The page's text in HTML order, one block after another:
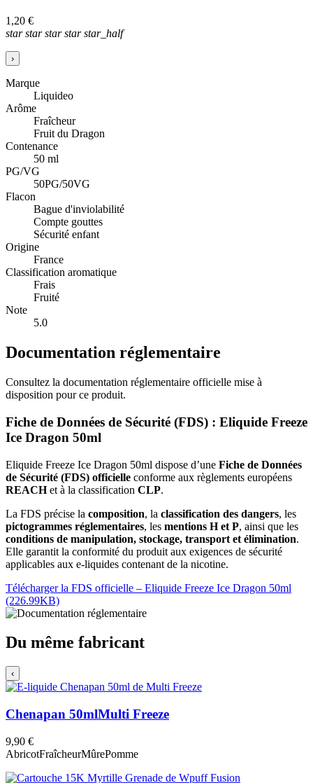
1,20 €
starstarstarstarstar_half
›
Marque
Liquideo
Arôme
Fraîcheur
Fruit du Dragon
Contenance
50 ml
PG/VG
50PG/50VG
Flacon
Bague d'inviolabilité
Compte gouttes
Sécurité enfant
Origine
France
Classification aromatique
Frais
Fruité
Note
5.0
Documentation réglementaire
Consultez la documentation réglementaire officielle mise à
disposition pour ce produit.
Fiche de Données de Sécurité (FDS) : Eliquide Freeze
Ice Dragon 50ml
Eliquide Freeze Ice Dragon 50ml dispose d’une Fiche de Données
de Sécurité (FDS) officielle conforme aux règlements européens
REACHet à la classification CLP.
La FDS précise la composition, la classification des dangers, les
pictogrammes réglementaires, les mentions H et P, ainsi que les
conditions de manipulation, stockage, transport et élimination.
Elle garantit la conformité du produit aux exigences de sécurité
applicables aux e-liquides contenant de la nicotine.
Télécharger la FDS officielle – Eliquide Freeze Ice Dragon 50ml
(226.99KB)
Du même fabricant
‹
Chenapan 50mlMulti Freeze
9,90 €
AbricotFraîcheurMûrePomme